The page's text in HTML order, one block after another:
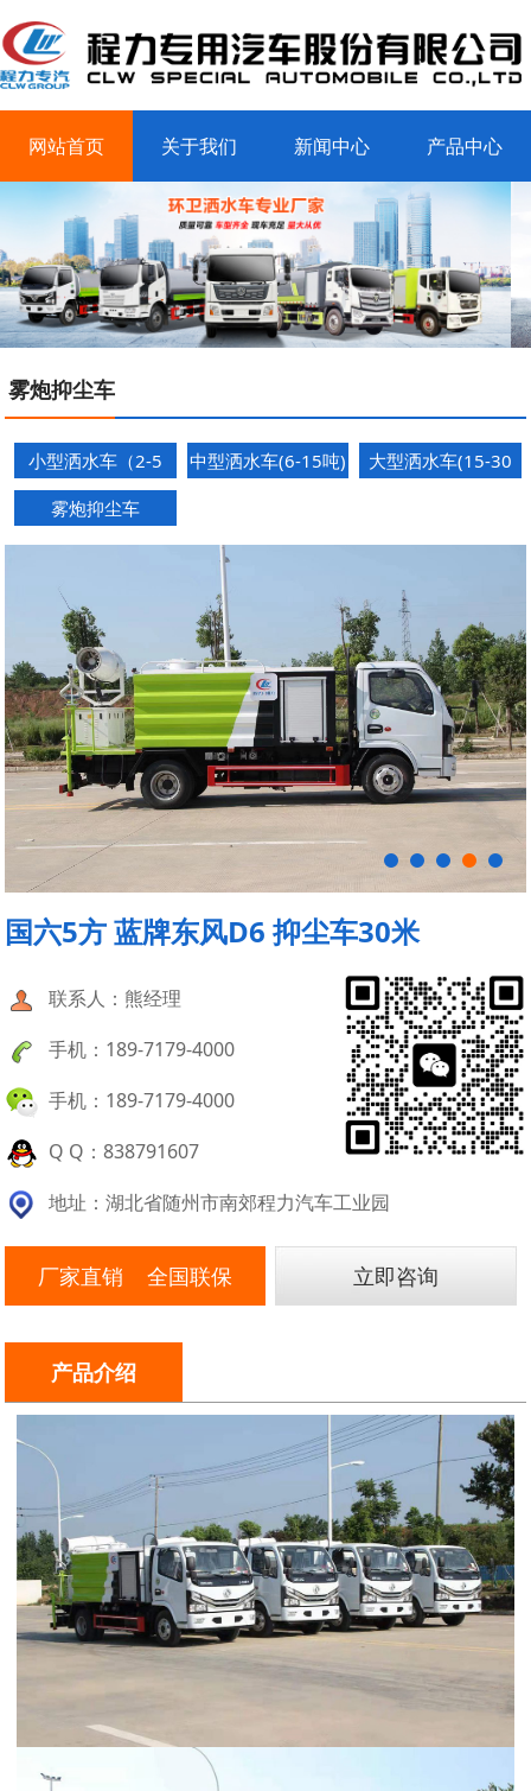
网站首页 关于我们 新闻中心 产品中心
客户案例 联系我们
雾炮抑尘车
小型洒水车（2-5
吨）
中型洒水车(6-15吨)
大型洒水车(15-30
雾炮抑尘车
国六5方 蓝牌东风D6 抑尘车30米
联系人：熊经理
手机：189-7179-4000
手机：189-7179-4000
Q Q：838791607
地址：湖北省随州市南郊程力汽车工业园
厂家直销 全国联保 立即咨询
产品介绍